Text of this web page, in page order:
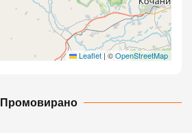
Leaflet | ©OpenStreetMap
Промовирано